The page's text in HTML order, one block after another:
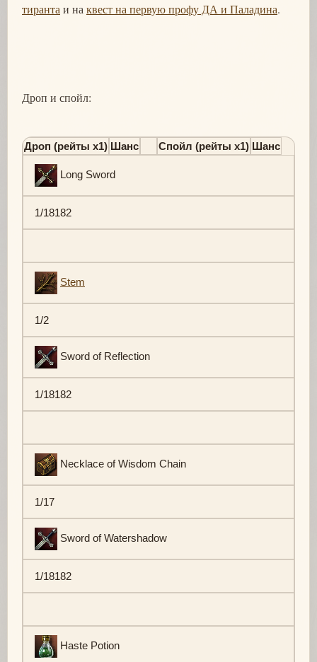
тиранта и на квест на первую профу ДА и Паладина.
Дроп и спойл:
Дроп (рейты х1) Шанс Спойл (рейты х1) Шанс
Long Sword
1/18182
Stem
1/2
Sword of Reflection
1/18182
Necklace of Wisdom Chain
1/17
Sword of Watershadow
1/18182
Haste Potion